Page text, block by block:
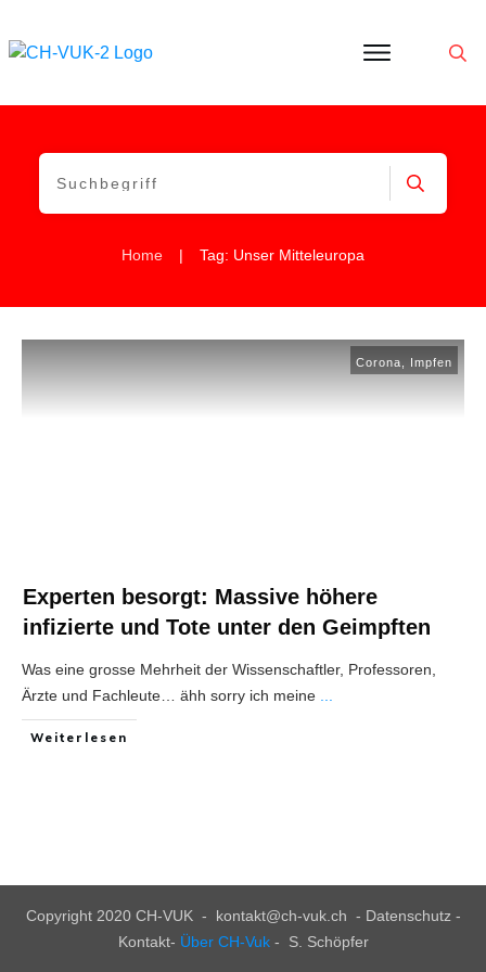
Corona
Was
Home | Tag: Unser Mitteleuropa
Corona Impfen
Experten besorgt: Massive höhere
infizierte und Tote unter den Geimpften
Was eine grosse Mehrheit der Wissenschaftler, Professoren,
Ärzte und Fachleute… ähh sorry ich meine
Weiterlesen
Copyright 2020 CH-VUK- kontakt@ch-vuk.ch - Datenschutz -
Kontakt- Über CH-Vuk- S. Schöpfer